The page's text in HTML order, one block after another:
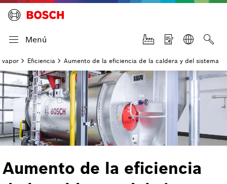
Menú
vapor Eficiencia Aumento de la eficiencia de la caldera y del sistema
Aumento de la eficiencia